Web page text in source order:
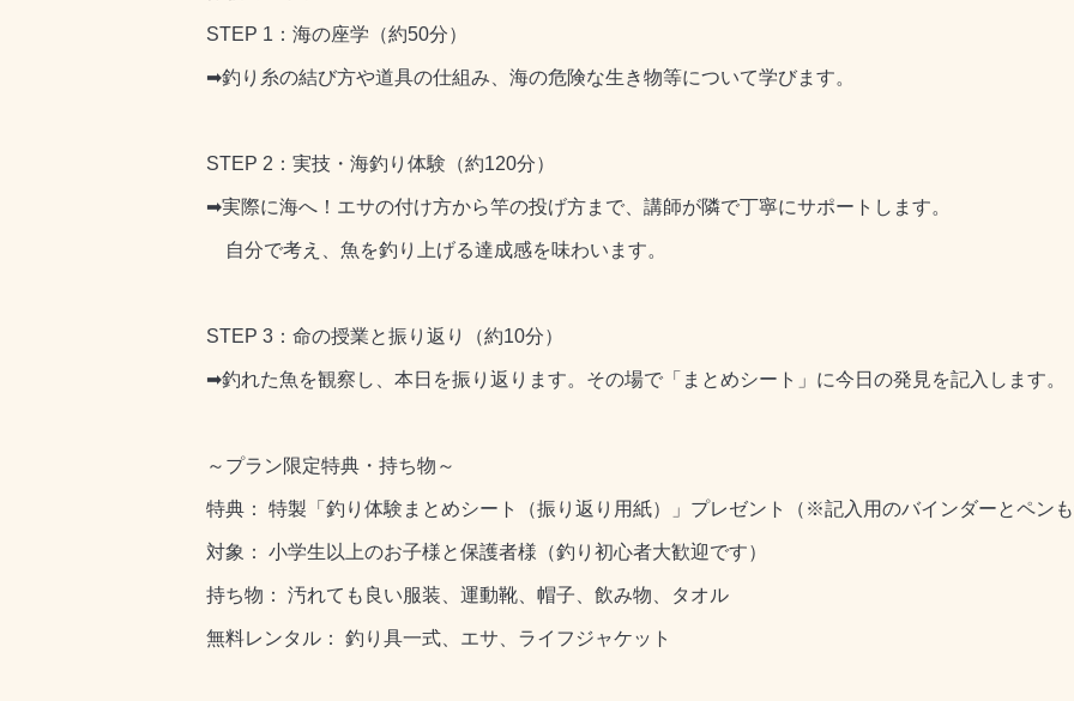
STEP 1：海の座学（約50分）
➡釣り糸の結び方や道具の仕組み、海の危険な生き物等について学びます。
STEP 2：実技・海釣り体験（約120分）
➡実際に海へ！エサの付け方から竿の投げ方まで、講師が隣で丁寧にサポートします。
自分で考え、魚を釣り上げる達成感を味わいます。
STEP 3：命の授業と振り返り（約10分）
➡釣れた魚を観察し、本日を振り返ります。その場で「まとめシート」に今日の発見を記入します。
～プラン限定特典・持ち物～
特典： 特製「釣り体験まとめシート（振り返り用紙）」プレゼント（※記入用のバインダーとペンも
対象： 小学生以上のお子様と保護者様（釣り初心者大歓迎です）
持ち物： 汚れても良い服装、運動靴、帽子、飲み物、タオル
無料レンタル： 釣り具一式、エサ、ライフジャケット